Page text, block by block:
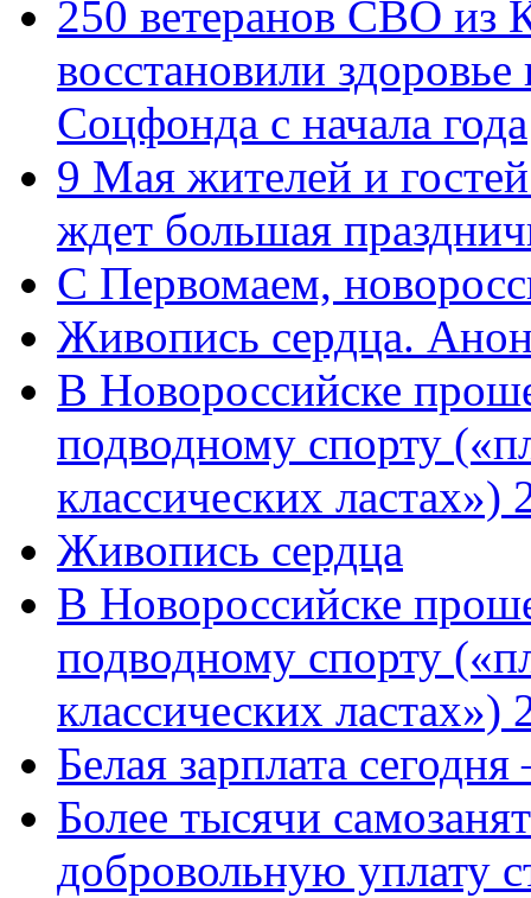
250 ветеранов СВО из
восстановили
Соцфонда с начала года
9 Мая жителей и
ждет большая
C Первомаем,
Живопись сердца.
В Новороссийске
подводному спорту
классических
Живопись сердца
В Новороссийске
подводному спорту
классических ластах»)
Белая зарплата
Более тысячи
добровольную уплату